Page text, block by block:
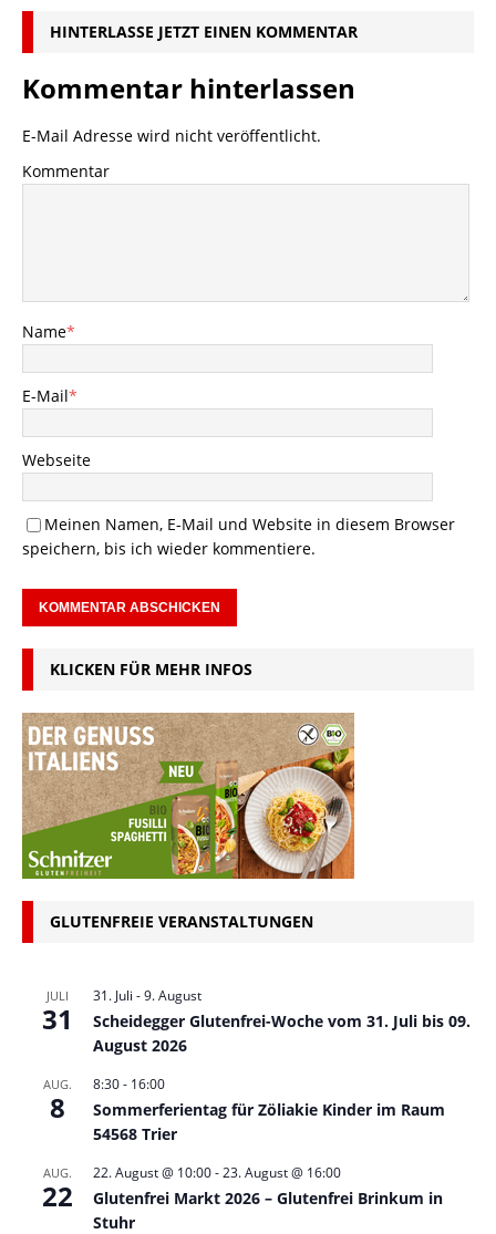
HINTERLASSE JETZT EINEN KOMMENTAR
Kommentar hinterlassen
E-Mail Adresse wird nicht veröffentlicht.
Kommentar
Name*
E-Mail*
Webseite
Meinen Namen, E-Mail und Website in diesem Browser
speichern, bis ich wieder kommentiere.
KLICKEN FÜR MEHR INFOS
GLUTENFREIE VERANSTALTUNGEN
JULI
31
31. Juli -9. August
Scheidegger Glutenfrei-Woche vom 31. Juli bis 09.
August 2026
AUG.
8
8:30- 16:00
Sommerferientag für Zöliakie Kinder im Raum
54568 Trier
AUG.
22
22. August @ 10:00-23. August @ 16:00
Glutenfrei Markt 2026 – Glutenfrei Brinkum in
Stuhr